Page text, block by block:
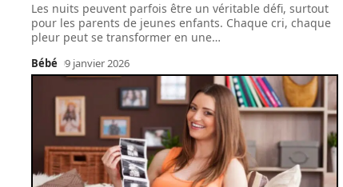
Les nuits peuvent parfois être un véritable défi, surtout
pour les parents de jeunes enfants. Chaque cri, chaque
pleur peut se transformer en une…
Bébé 9 janvier 2026